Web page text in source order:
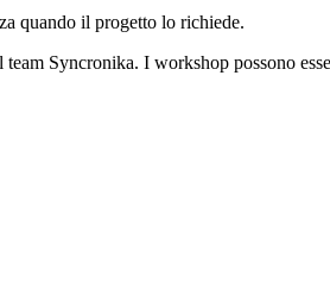
quando il progetto lo richiede.
Syncronika. I workshop possono